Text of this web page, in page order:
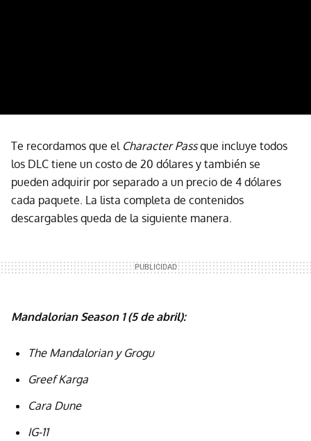
Te recordamos que el Character Passque incluye todos
los DLC tiene un costo de 20 dólares y también se
pueden adquirir por separado a un precio de 4 dólares
cada paquete. La lista completa de contenidos
descargables queda de la siguiente manera.
Mandalorian Season 1 (5 de abril):
The Mandalorian y Grogu
Greef Karga
Cara Dune
IG-11